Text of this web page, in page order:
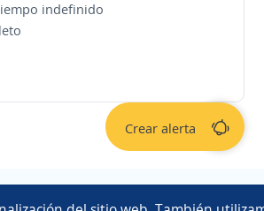
indefinido
Crear alerta